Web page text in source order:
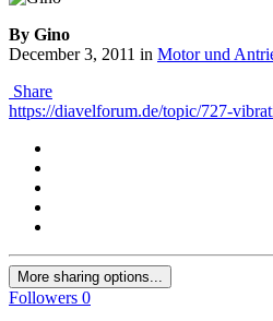
By Gino
December 3, 2011 in Motor und
Share
https://diavelforum.de/topic/727-
More sharing options...
Followers 0